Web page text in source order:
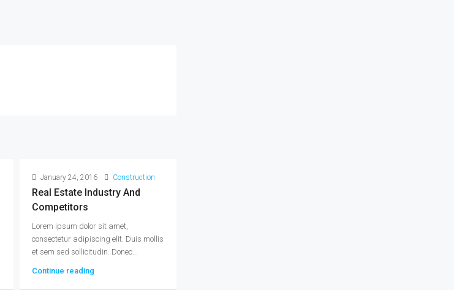
January 24, 2016 Construction
Real Estate Industry And
Competitors
Lorem ipsum dolor sit amet,
consectetur adipiscing elit. Duis mollis
et sem sed sollicitudin. Donec...
Continue reading